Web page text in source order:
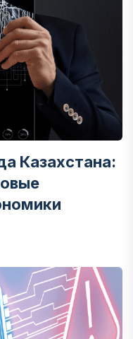
Казахстана: